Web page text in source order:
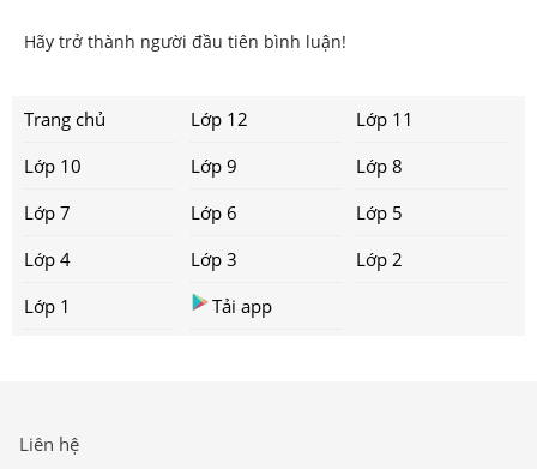
Hãy trở thành người đầu tiên bình luận!
Trang chủ Lớp 12
Lớp 11
Lớp 10
Lớp 9
Lớp 8
Lớp 7
Lớp 6
Lớp 5
Lớp 4
Lớp 3
Lớp 2
Lớp 1
Tải app
Liên hệ